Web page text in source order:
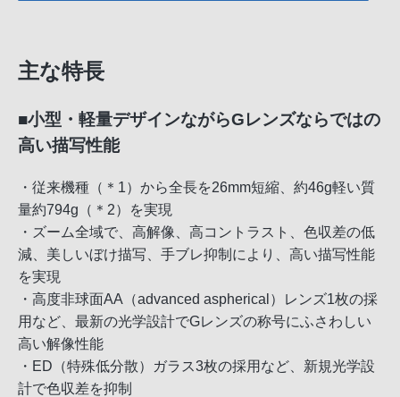
主な特長
■小型・軽量デザインながらGレンズならではの
高い描写性能
・従来機種（＊1）から全長を26mm短縮、約46g軽い質
量約794g（＊2）を実現
・ズーム全域で、高解像、高コントラスト、色収差の低
減、美しいぼけ描写、手ブレ抑制により、高い描写性能
を実現
・高度非球面AA（advanced aspherical）レンズ1枚の採
用など、最新の光学設計でGレンズの称号にふさわしい
高い解像性能
・ED（特殊低分散）ガラス3枚の採用など、新規光学設
計で色収差を抑制